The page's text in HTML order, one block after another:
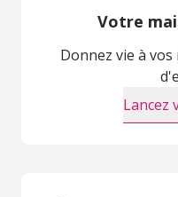
Votre
Donnez vie à
Lancez